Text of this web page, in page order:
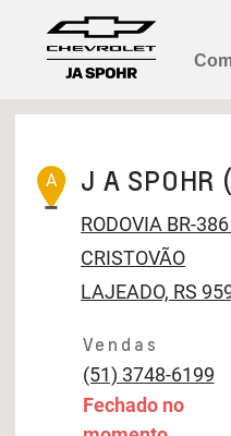
A J A SPOHR
RODOVIA BR-
CRISTOVÃO
LAJEADO, RS
Vendas
(51) 3748-6199
Fechado no